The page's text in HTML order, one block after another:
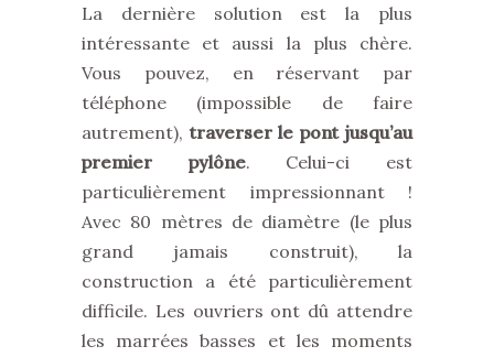
La dernière solution est la plus
intéressante et aussi la plus chère.
Vous pouvez, en réservant par
téléphone (impossible de faire
autrement), traverser le pont jusqu’au
premier pylône. Celui-ci est
particulièrement impressionnant !
Avec 80 mètres de diamètre (le plus
grand jamais construit), la
construction a été particulièrement
difficile. Les ouvriers ont dû attendre
les marrées basses et les moments